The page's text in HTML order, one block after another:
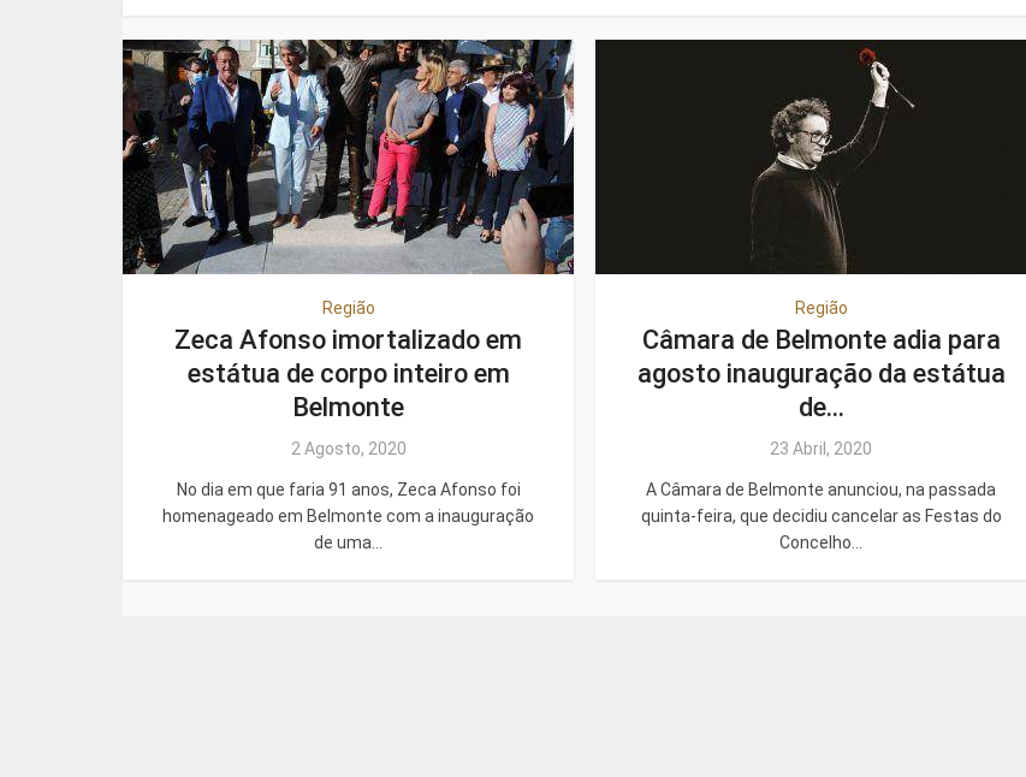
Região
Zeca Afonso imortalizado em
estátua de corpo inteiro em
Belmonte
2 Agosto, 2020
No dia em que faria 91 anos, Zeca Afonso foi
homenageado em Belmonte com a inauguração
de uma...
Região
Câmara de Belmonte adia para
agosto inauguração da estátua
de...
23 Abril, 2020
A Câmara de Belmonte anunciou, na passada
quinta-feira, que decidiu cancelar as Festas do
Concelho...